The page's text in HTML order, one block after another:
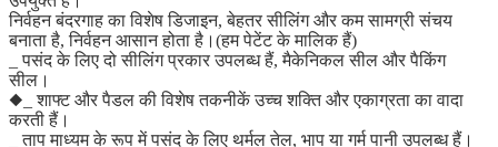
निर्वहन बंदरगाह का विशेष डिजाइन, बेहतर सीलिंग और कम सामग्री संचय
बनाता है, निर्वहन आसान होता है।(हम पेटेंट के मालिक हैं)
_ पसंद के लिए दो सीलिंग प्रकार उपलब्ध हैं, मैकेनिकल सील और पैकिंग
सील।
◆_ शाफ्ट और पैडल की विशेष तकनीकें उच्च शक्ति और एकाग्रता का वादा
करती हैं।
_ ताप माध्यम के रूप में पसंद के लिए थर्मल तेल, भाप या गर्म पानी उपलब्ध हैं।